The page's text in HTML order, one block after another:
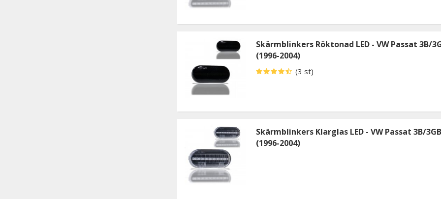
Skärmblinkers Röktonad LED - VW Passat 3B/
(1996-2004)
(3 st)
Skärmblinkers Klarglas LED - VW Passat 3B/3GB
(1996-2004)